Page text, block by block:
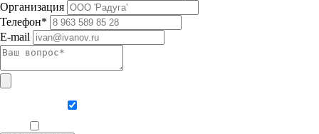
Организация
Телефон*
E-mail